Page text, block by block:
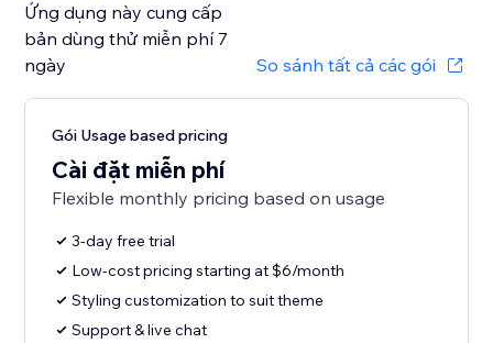
Ứng dụng này cung cấp
bản dùng thử miễn phí 7
ngày
So sánh tất cả các gói
Gói Usage based pricing
Cài đặt miễn phí
Flexible monthly pricing based on usage
3-day free trial
Low-cost pricing starting at $6/month
Styling customization to suit theme
Support & live chat